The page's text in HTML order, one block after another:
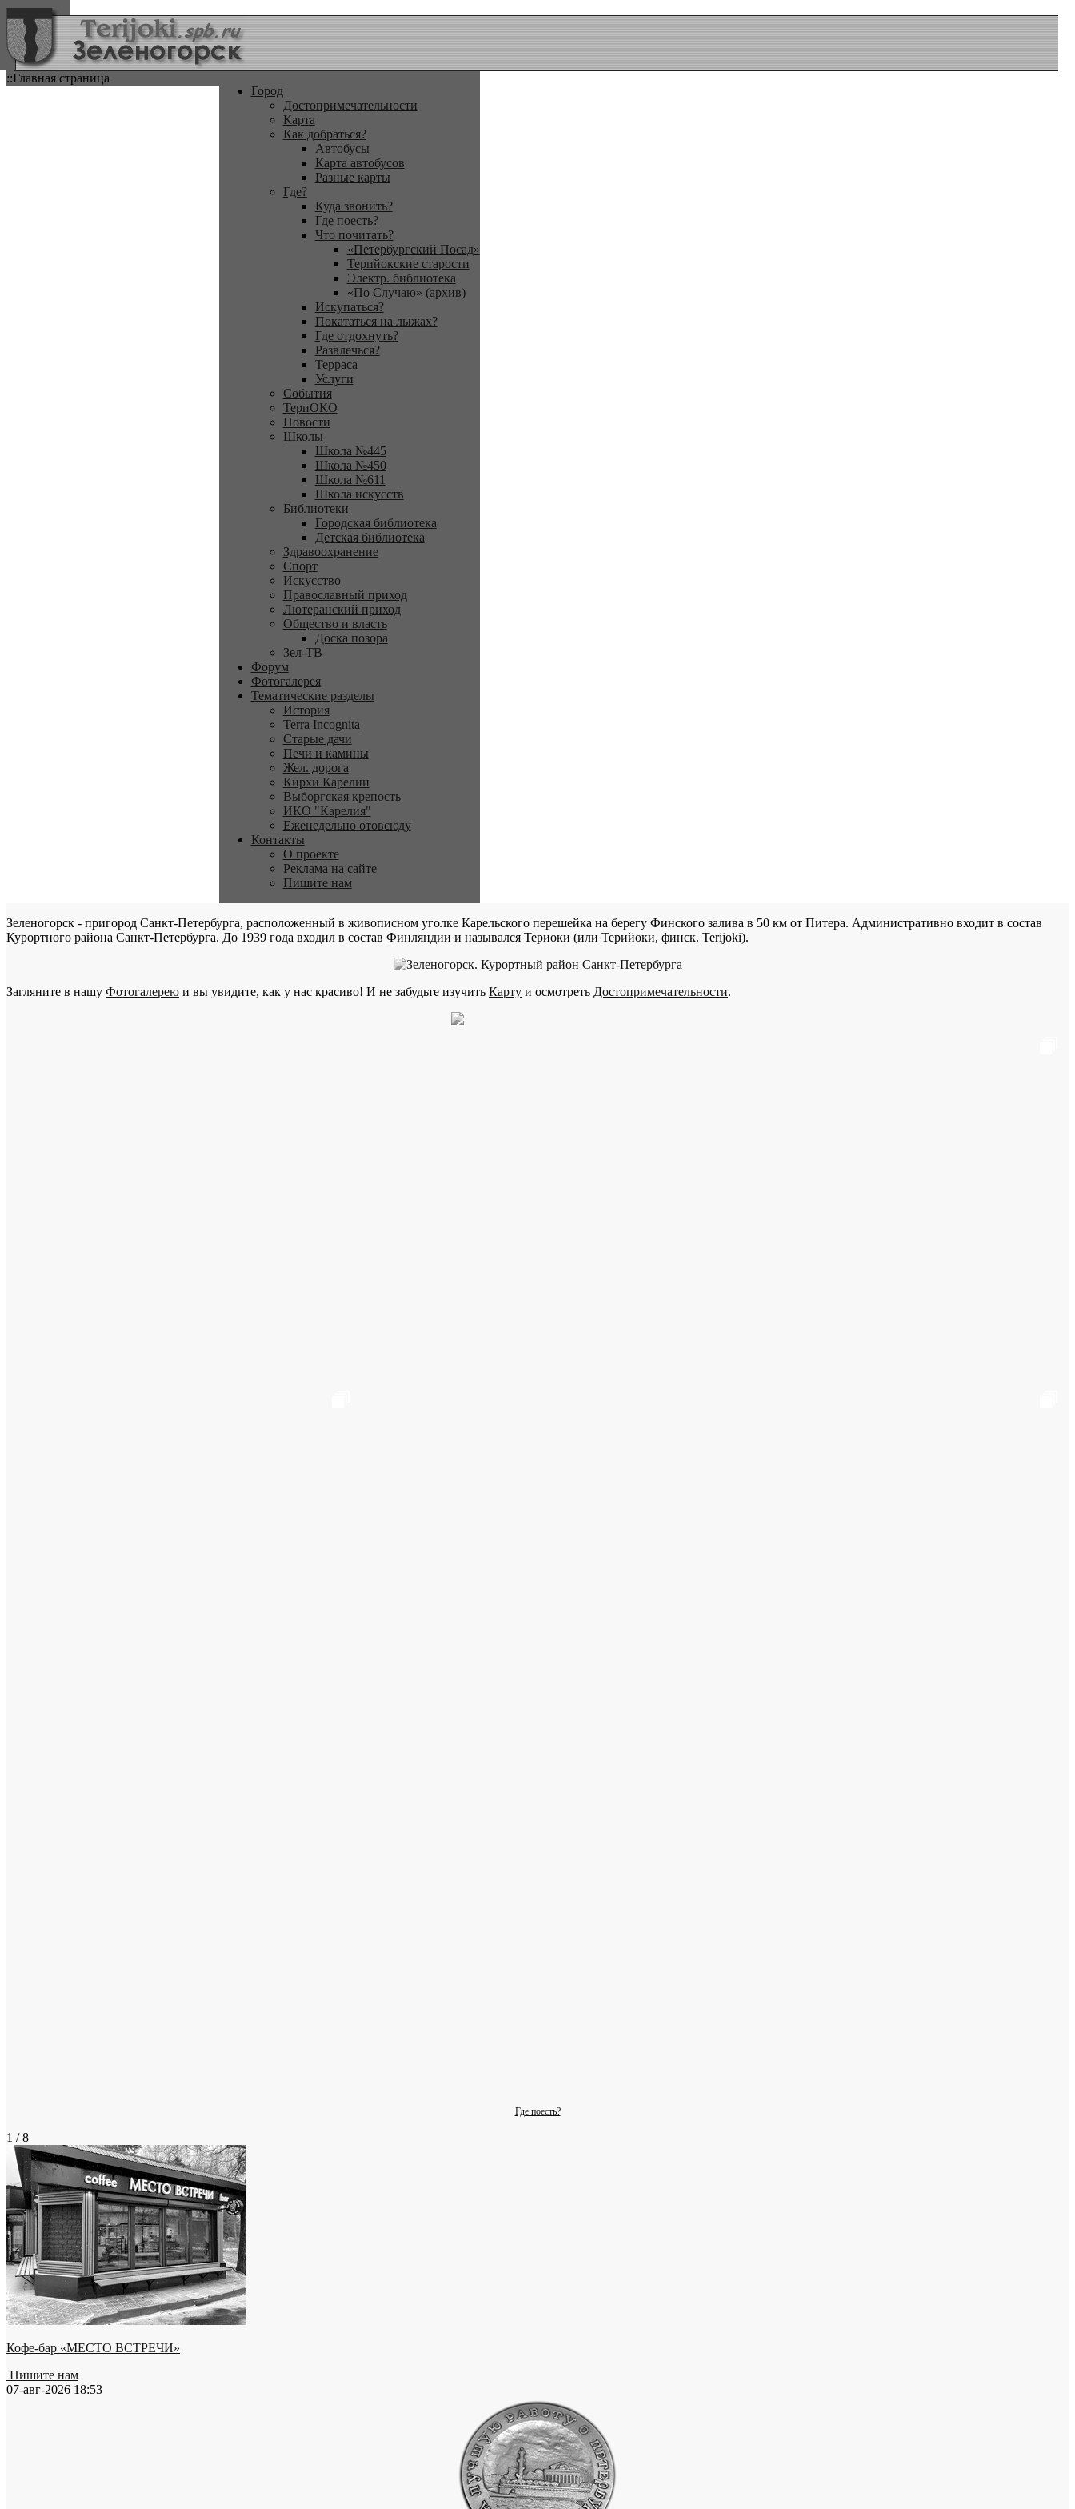
::Главная страница
Город
Достопримечательности
Карта
Как добраться?
Автобусы
Карта автобусов
Разные карты
Где?
Куда звонить?
Где поесть?
Что почитать?
«Петербургский Посад»
Терийокские старости
Электр. библиотека
«По Случаю» (архив)
Искупаться?
Покататься на лыжах?
Где отдохнуть?
Развлечься?
Терраса
Услуги
События
ТериОКО
Новости
Школы
Школа №445
Школа №450
Школа №611
Школа искусств
Библиотеки
Городская библиотека
Детская библиотека
Здравоохранение
Спорт
Искусство
Православный приход
Лютеранский приход
Общество и власть
Доска позора
Зел-ТВ
Форум
Фотогалерея
Тематические разделы
История
Terra Incognita
Старые дачи
Печи и камины
Жел. дорога
Кирхи Карелии
Выборгская крепость
ИКО "Карелия"
Еженедельно отовсюду
Контакты
О проекте
Реклама на сайте
Пишите нам
Зеленогорск - пригород Санкт-Петербурга, расположенный в живописном уголке Карельского перешейка на берегу Финского залива в 50 км от Питера. Административно входит в состав
Курортного района Санкт-Петербурга. До 1939 года входил в состав Финляндии и назывался Териоки (или Терийоки, финск. Terijoki).
Загляните в нашу Фотогалерею и вы увидите, как у нас красиво! И не забудьте изучить Карту и осмотреть Достопримечательности.
Где поесть?
1 / 8
Кофе-бар «МЕСТО ВСТРЕЧИ»
Пишите нам
07-авг-2026 18:53